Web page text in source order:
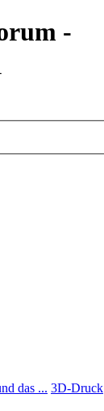
-
das ... 3D-Druck